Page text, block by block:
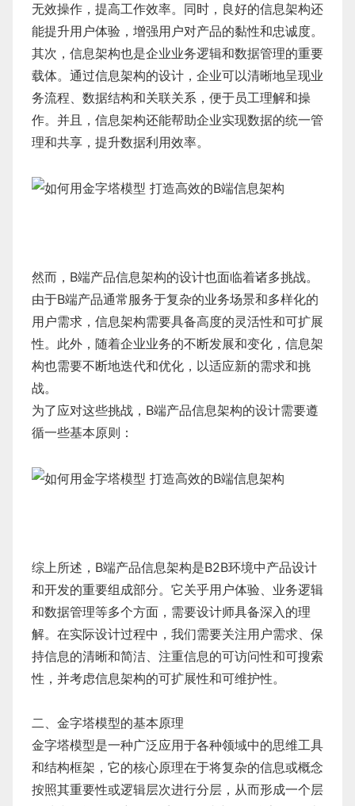
无效操作，提高工作效率。同时，良好的信息架构还
能提升用户体验，增强用户对产品的黏性和忠诚度。
其次，信息架构也是企业业务逻辑和数据管理的重要
载体。通过信息架构的设计，企业可以清晰地呈现业
务流程、数据结构和关联关系，便于员工理解和操
作。并且，信息架构还能帮助企业实现数据的统一管
理和共享，提升数据利用效率。
然而，B端产品信息架构的设计也面临着诸多挑战。
由于B端产品通常服务于复杂的业务场景和多样化的
用户需求，信息架构需要具备高度的灵活性和可扩展
性。此外，随着企业业务的不断发展和变化，信息架
构也需要不断地迭代和优化，以适应新的需求和挑
战。
为了应对这些挑战，B端产品信息架构的设计需要遵
循一些基本原则：
综上所述，B端产品信息架构是B2B环境中产品设计
和开发的重要组成部分。它关乎用户体验、业务逻辑
和数据管理等多个方面，需要设计师具备深入的理
解。在实际设计过程中，我们需要关注用户需求、保
持信息的清晰和简洁、注重信息的可访问性和可搜索
性，并考虑信息架构的可扩展性和可维护性。
二、金字塔模型的基本原理
金字塔模型是一种广泛应用于各种领域中的思维工具
和结构框架，它的核心原理在于将复杂的信息或概念
按照其重要性或逻辑层次进行分层，从而形成一个层